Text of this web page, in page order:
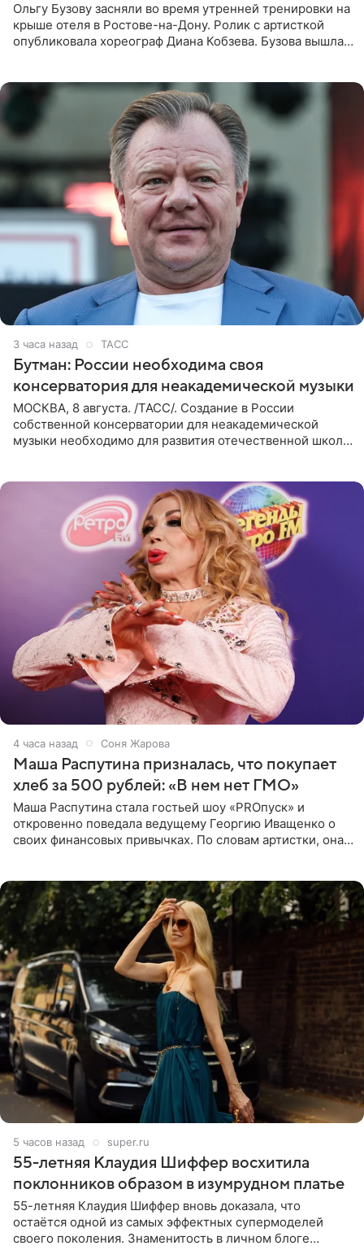
Ольгу Бузову засняли во время утренней тренировки на
крыше отеля в Ростове-на-Дону. Ролик с артисткой
опубликовала хореограф Диана Кобзева. Бузова вышла
3 часа назад ТАСС
Бутман: России необходима своя
консерватория для неакадемической музыки
МОСКВА, 8 августа. /ТАСС/. Создание в России
собственной консерватории для неакадемической
музыки необходимо для развития отечественной школы
4 часа назад Соня Жарова
Маша Распутина призналась, что покупает
хлеб за 500 рублей: «В нем нет ГМО»
Маша Распутина стала гостьей шоу «PROпуск» и
откровенно поведала ведущему Георгию Иващенко о
своих финансовых привычках. По словам артистки, она
5 часов назад super.ru
55-летняя Клаудия Шиффер восхитила
поклонников образом в изумрудном платье
55-летняя Клаудия Шиффер вновь доказала, что
остаётся одной из самых эффектных супермоделей
своего поколения. Знаменитость в личном блоге